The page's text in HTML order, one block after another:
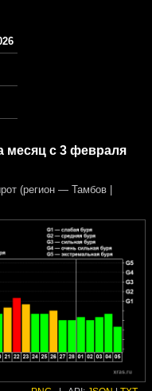
месяц с 3 февраля
(регион — Тамбов |